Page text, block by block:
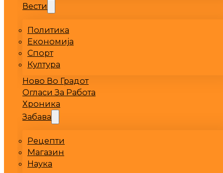
Вести
Политика
Економија
Спорт
Култура
Ново Во Градот
Огласи За Работа
Хроника
Забава
Рецепти
Магазин
Наука